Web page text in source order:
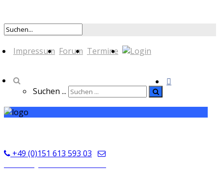
Impressum Forum Termine
Suchen ...
+49 (0)151 613 593 03